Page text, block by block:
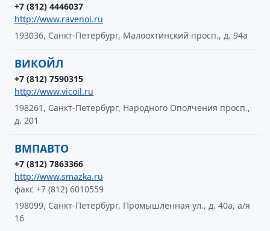
+7 (812) 4446037
http://www.ravenol.ru
193036, Санкт-Петербург, Малоохтинский просп., д. 94а
ВИКОЙЛ
+7 (812) 7590315
http://www.vicoil.ru
198261, Санкт-Петербург, Народного Ополчения просп.,
д. 201
ВМПАВТО
+7 (812) 7863366
http://www.smazka.ru
факс +7 (812) 6010559
198099, Санкт-Петербург, Промышленная ул., д. 40а, а/я
16